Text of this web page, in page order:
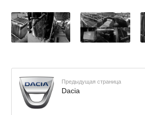
Предыдущая страница
Dacia